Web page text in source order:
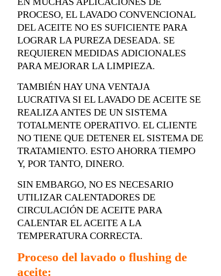
PROCESO, EL LAVADO CONVENCIONAL
DEL ACEITE NO ES SUFICIENTE PARA
LOGRAR LA PUREZA DESEADA. SE
REQUIEREN MEDIDAS ADICIONALES
PARA MEJORAR LA LIMPIEZA.
TAMBIÉN HAY UNA VENTAJA
LUCRATIVA SI EL LAVADO DE ACEITE SE
REALIZA ANTES DE UN SISTEMA
TOTALMENTE OPERATIVO. EL CLIENTE
NO TIENE QUE DETENER EL SISTEMA DE
TRATAMIENTO. ESTO AHORRA TIEMPO
Y, POR TANTO, DINERO.
SIN EMBARGO, NO ES NECESARIO
UTILIZAR CALENTADORES DE
CIRCULACIÓN DE ACEITE PARA
CALENTAR EL ACEITE A LA
TEMPERATURA CORRECTA.
Proceso del lavado o flushing de
aceite: